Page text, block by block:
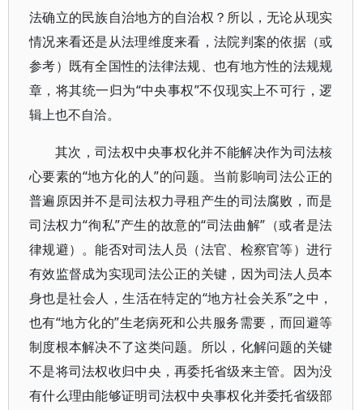
法确立的民族自治地方的自治权？所以，无论从现实
情况来看还是从法理维度来看，法院判案的依据（或
参考）既有全国性的法律法规、也有地方性的法规规
章，将其统一归为“中央事权”不仅现实上不可行，逻
辑上也不自洽。
其次，司法权中央事权化并不能解决作为司法核
心要素的“地方化的人”的问题。当前影响司法公正的
普遍原因并不是司法权力寻租产生的司法腐败，而是
司法权力“徇私”产生的故意的“司法曲解”（或者是法
律规避）。能否对司法人员（法官、检察官等）进行
有效监督成为实现司法公正的关键，因为司法人员本
身也是社会人，生活在特定的“地方社会关系”之中，
也有“地方化的”生老病死和公共服务需要，而回避等
制度根本解决不了这类问题。所以，化解问题的关键
不是将司法权收归中央，再委托省级来主管。因为没
有什么理由能够证明司法权中央事权化并委托省级部